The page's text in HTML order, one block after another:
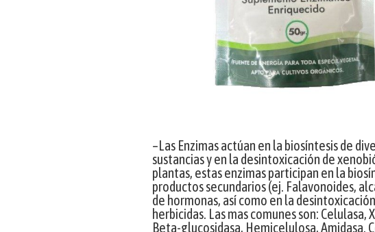
–Las Enzimas actúan en la biosíntesis de
sustancias y en la desintoxicación de
plantas, estas enzimas participan en la
productos secundarios (ej. Falavonoides,
de hormonas, así como en la
herbicidas. Las mas comunes son: Celulasa,
Beta-glucosidasa, Hemicelulosa, Amidasa.